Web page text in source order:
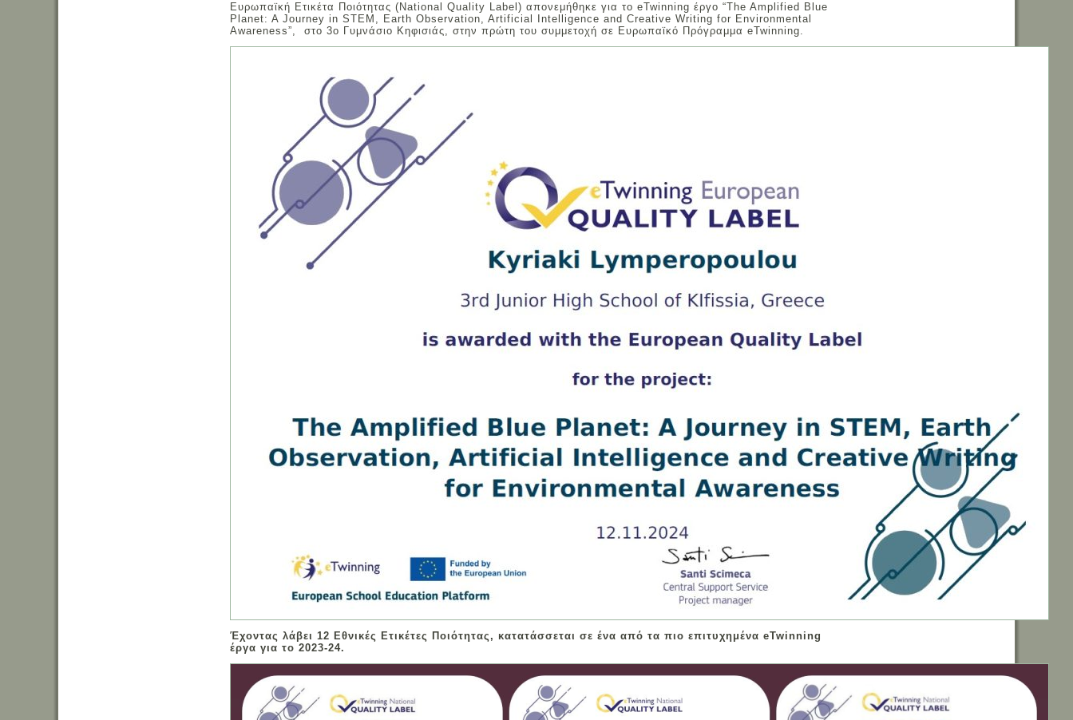
Ευρωπαϊκή Ετικέτα Ποιότητας (National Quality Label) απονεμήθηκε για το eTwinning έργο “The Amplified Blue
Planet: A Journey in STEM, Earth Observation, Artificial Intelligence and Creative Writing for Environmental
Awareness”, στο 3ο Γυμνάσιο Κηφισιάς, στην πρώτη του συμμετοχή σε Ευρωπαϊκό Πρόγραμμα eTwinning.
Έχοντας λάβει 12 Εθνικές Ετικέτες Ποιότητας, κατατάσσεται σε ένα από τα πιο επιτυχημέναeTwinning
έργα για το 2023-24.